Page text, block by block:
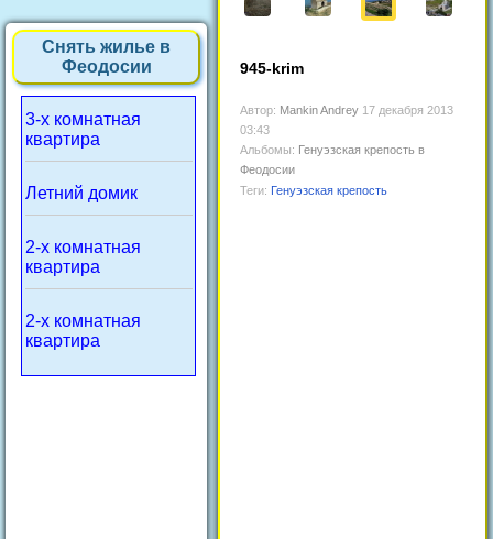
Снять жилье в
Феодосии
3-х комнатная
квартира
Летний домик
2-х комнатная
квартира
2-х комнатная
квартира
945-krim
Автор: Mankin Andrey 17 декабря 2013
03:43
Альбомы: Генуэзская крепость в
Феодосии
Теги: Генуэзская крепость